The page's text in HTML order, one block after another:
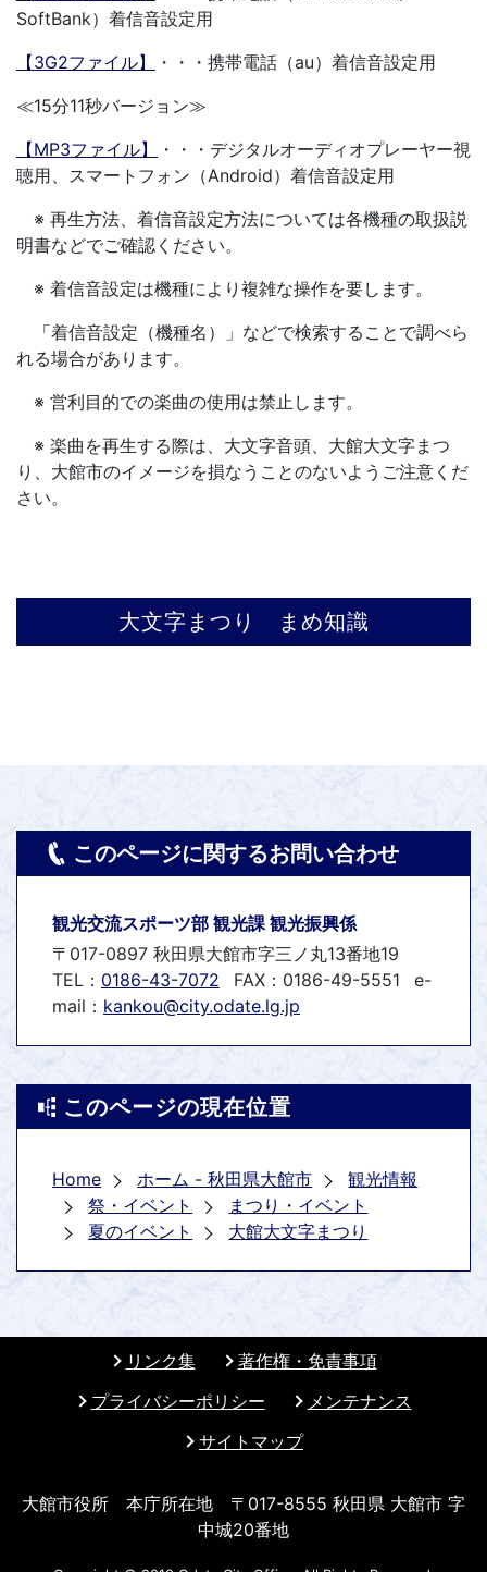
SoftBank）着信音設定用
【3G2ファイル】
・・・携帯電話（au）着信音設定用
≪15分11秒バージョン≫
【MP3ファイル】
・・・デジタルオーディオプレーヤー視
聴用、スマートフォン（Android）着信音設定用
※ 再生方法、着信音設定方法については各機種の取扱説
明書などでご確認ください。
※ 着信音設定は機種により複雑な操作を要します。
「着信音設定（機種名）」などで検索することで調べら
れる場合があります。
※ 営利目的での楽曲の使用は禁止します。
※ 楽曲を再生する際は、大文字音頭、大館大文字まつ
り、大館市のイメージを損なうことのないようご注意くだ
さい。
大文字まつり まめ知識
このページに関するお問い合わせ
観光交流スポーツ部 観光課 観光振興係
〒017-0897 秋田県大館市字三ノ丸13番地19
TEL： 0186-43-7072 FAX：0186-49-5551
e-
mail： kankou@city.odate.lg.jp
このページの現在位置
Home ホーム - 秋田県大館市
観光情報
祭・イベント
まつり・イベント
夏のイベント
大館大文字まつり
リンク集
著作権・免責事項
プライバシーポリシー
メンテナンス
サイトマップ
大館市役所 本庁所在地 〒017-8555 秋田県 大館市 字
中城20番地